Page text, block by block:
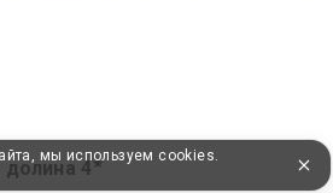
долина 4 ★
мы используем cookies.